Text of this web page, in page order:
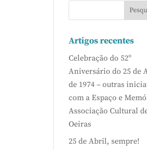
Artigos recentes
Celebração do 52º
Aniversário do 25 de
de 1974 – outras
com a Espaço e
Associação Cultural
Oeiras
25 de Abril, sempre!